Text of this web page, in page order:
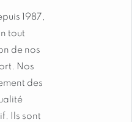
1987,
tout
de nos
Nos
des
Ils sont